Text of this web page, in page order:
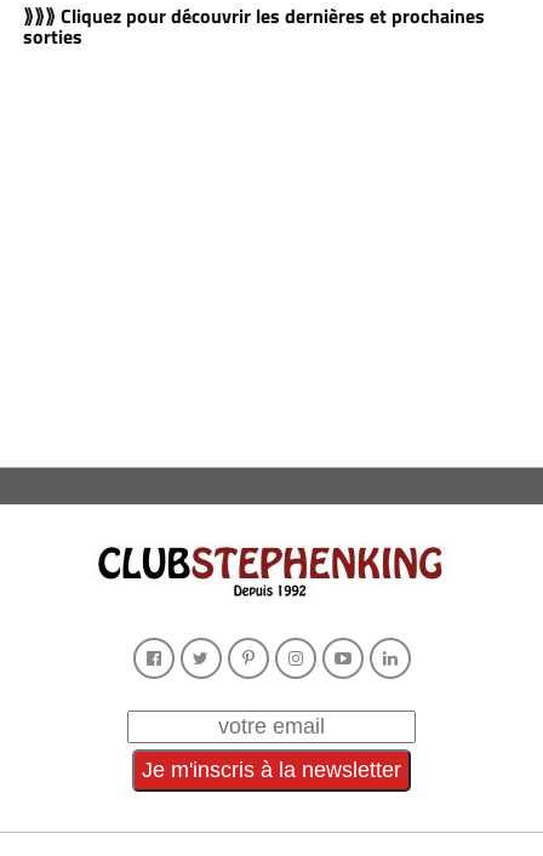
⟫⟫⟫ Cliquez pour découvrir les dernières et prochaines
sorties